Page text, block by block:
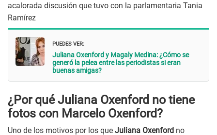
acalorada discusión que tuvo con la parlamentaria Tania
Ramírez
PUEDES VER:
Juliana Oxenford y Magaly Medina: ¿Cómo se
generó la pelea entre las periodistas si eran
buenas amigas?
¿Por qué Juliana Oxenford no tiene
fotos con Marcelo Oxenford?
Uno de los motivos por los que Juliana Oxenford no